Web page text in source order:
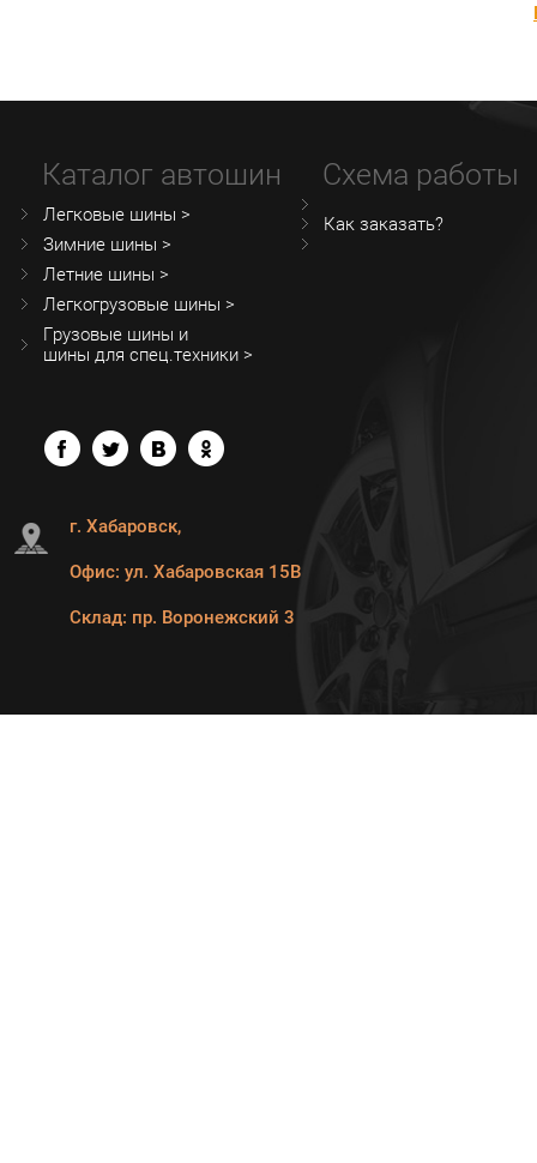
Каталог автошин
Легковые шины >
Зимние шины >
Летние шины >
Легкогрузовые шины >
Грузовые шины и
шины для спец.техники >
Схема работы
Как заказать?
г. Хабаровск,
Офис: ул. Хабаровская 15В
Склад: пр. Воронежский 3